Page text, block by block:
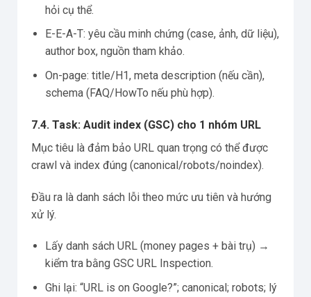
hỏi cụ thể.
E-E-A-T: yêu cầu minh chứng (case, ảnh, dữ liệu),
author box, nguồn tham khảo.
On-page: title/H1, meta description (nếu cần),
schema (FAQ/HowTo nếu phù hợp).
7.4. Task: Audit index (GSC) cho 1 nhóm URL
Mục tiêu là đảm bảo URL quan trọng có thể được
crawl và index đúng (canonical/robots/noindex).
Đầu ra là danh sách lỗi theo mức ưu tiên và hướng
xử lý.
Lấy danh sách URL (money pages + bài trụ) →
kiểm tra bằng GSC URL Inspection.
Ghi lại: “URL is on Google?”; canonical; robots; lý